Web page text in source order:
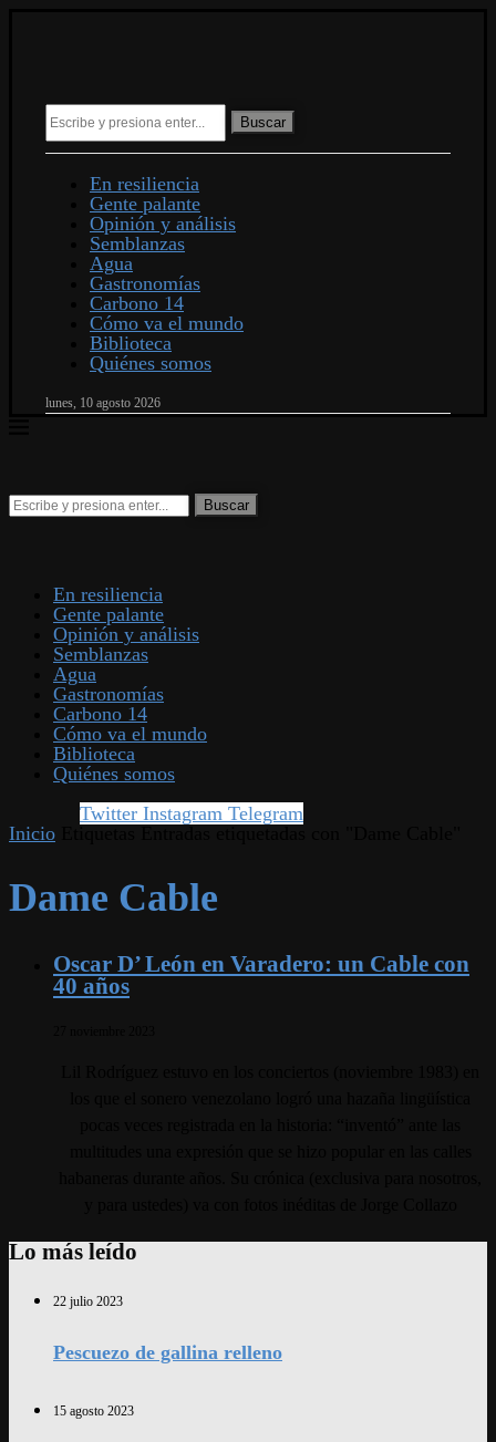
Buscar
En resiliencia
Gente palante
Opinión y análisis
Semblanzas
Agua
Gastronomías
Carbono 14
Cómo va el mundo
Biblioteca
Quiénes somos
lunes, 10 agosto 2026
En resiliencia
Gente palante
Opinión y análisis
Semblanzas
Agua
Gastronomías
Carbono 14
Cómo va el mundo
Biblioteca
Quiénes somos
Twitter Instagram Telegram
Inicio
Dame Cable
Oscar D’ León en Varadero: un Cable con
40 años
Lo más leído
22 julio 2023
Pescuezo de gallina relleno
15 agosto 2023